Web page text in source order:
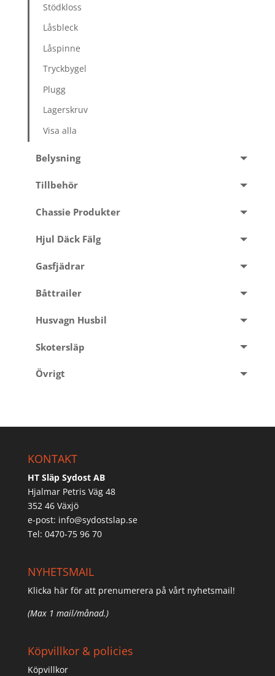
Stödkloss
Låsbleck
Låspinne
Tryckbygel
Plugg
Lagerskruv
Visa alla
Belysning
Tillbehör
Chassie Produkter
Hjul Däck Fälg
Gasfjädrar
Båttrailer
Husvagn Husbil
Skotersläp
Övrigt
KONTAKT
HT Släp Sydost AB
Hjalmar Petris Väg 48
352 46 Växjö
e-post: info@sydostslap.se
Tel: 0470-75 96 70
NYHETSMAIL
Klicka här för att prenumerera på vårt nyhetsmail!
(Max 1 mail/månad.)
Köpvillkor & policies
Köpvillkor